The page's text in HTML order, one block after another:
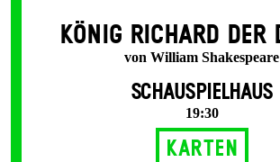
KÖNIG RICHARD DER
von William Shakespeare
SCHAUSPIELHAUS
19:30
Karten